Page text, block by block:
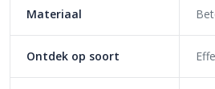
ondiepe vijvers of in een grindperk?
afwerking van je tuin. Kortom: wat je
Materiaal
Ontdek op soort